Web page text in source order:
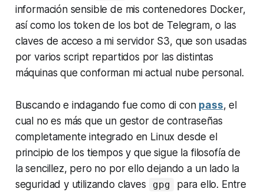
información sensible de mis contenedores Docker,
así como los tokende los bot de Telegram, o las
claves de acceso a mi servidor S3, que son usadas
por varios scriptrepartidos por las distintas
máquinas que conforman mi actual nube personal.
Buscando e indagando fue como di con pass, el
cual no es más que un gestor de contraseñas
completamente integrado en Linux desde el
principio de los tiempos y que sigue la filosofía de
la sencillez, pero no por ello dejando a un lado la
seguridad y utilizando claves
gpg
para ello. Entre